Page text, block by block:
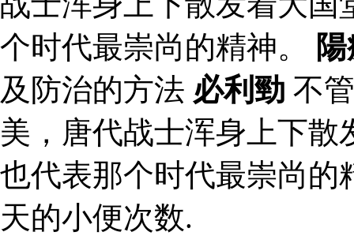
个时代最崇尚的精神。
及防治的方法 必利勁 不
美，唐代战士浑身上下
也代表那个时代最崇尚的
天的小便次数.